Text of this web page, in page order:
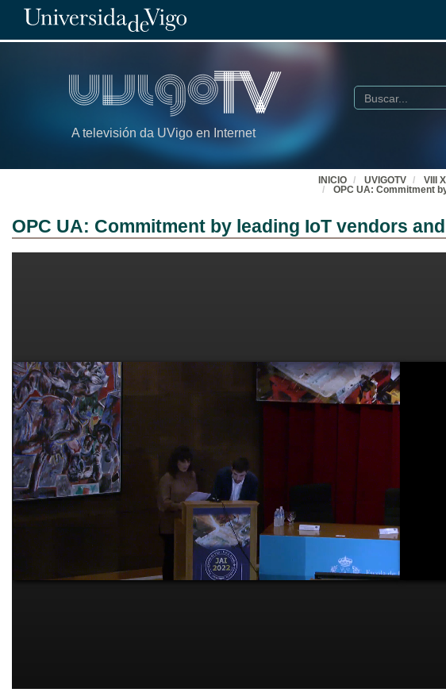
A televisión da UVigo en Internet
Buscar
INICIO UVIGOTV VIII
OPC UA: Commitment
OPC UA: Commitment by leading IoT vendors